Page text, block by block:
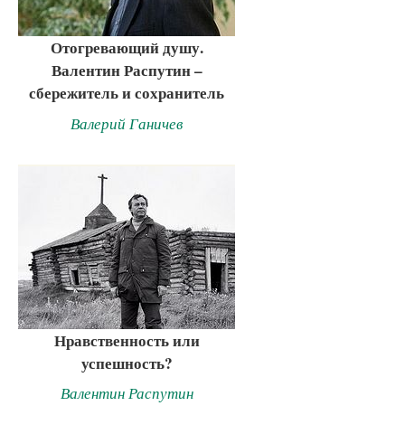
Отогревающий душу.
Валентин Распутин –
сбережитель и сохранитель
Валерий Ганичев
Нравственность или
успешность?
Валентин Распутин